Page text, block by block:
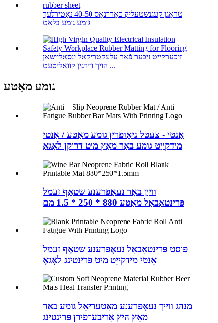
טראָגן קעגנשטעליק כאַרדנאַס 40-50 נאַטירלעך
גומע גומע בלאַט
זיכערקייַט זיכער פֿאַר עלעקטריקאַל ינסאַליישאַן
הויך ווירגין קוואַליטעט ...
גומע מאַטע
אַנטי - צעטל ניאָופּרין גומע מאַטע / אַנטי
מידקייַט גומע באַר מאַץ מיט דרוקן לאָגאָ
ווייַן באַר נעאָפּרענע שטאָף זעמל
פּרינטאַבאַל מאַטע 880 * 250 * 1.5 מם
פּוסט פּרינטאַבאַל נעאָפּרענע שטאָף זעמל
אַנטי מידקייַט מיט פּרינטינג לאָגאָ
מנהג ווייך נעאָפּרענע מאַטעריאַל גומע באר
מאַץ היץ אַריבערפירן פּרינטינג